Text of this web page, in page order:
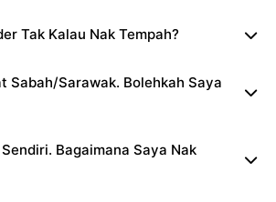
Tak Kalau Nak Tempah?
Sabah/Sarawak. Bolehkah Saya
Bagaimana Saya Nak